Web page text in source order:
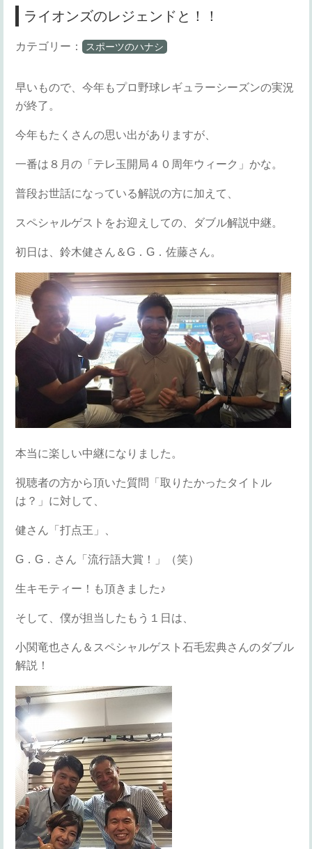
ライオンズのレジェンドと！！
カテゴリー： スポーツのハナシ
早いもので、今年もプロ野球レギュラーシーズンの実況
が終了。
今年もたくさんの思い出がありますが、
一番は８月の「テレ玉開局４０周年ウィーク」かな。
普段お世話になっている解説の方に加えて、
スペシャルゲストをお迎えしての、ダブル解説中継。
初日は、鈴木健さん＆G．G．佐藤さん。
本当に楽しい中継になりました。
視聴者の方から頂いた質問「取りたかったタイトル
は？」に対して、
健さん「打点王」、
G．G．さん「流行語大賞！」（笑）
生キモティー！も頂きました♪
そして、僕が担当したもう１日は、
小関竜也さん＆スペシャルゲスト石毛宏典さんのダブル
解説！